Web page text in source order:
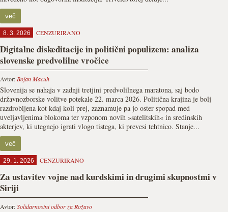
več
8. 3. 2026 CENZURIRANO
Digitalne diskeditacije in politični populizem: analiza
slovenske predvolilne vročice
Avtor: Bojan Macuh
Slovenija se nahaja v zadnji tretjini predvolilnega maratona, saj bodo
državnozborske volitve potekale 22. marca 2026. Politična krajina je bolj
razdrobljena kot kdaj koli prej, zaznamuje pa jo oster spopad med
uveljavljenima blokoma ter vzponom novih »satelitskih« in sredinskih
akterjev, ki utegnejo igrati vlogo tistega, ki prevesi tehtnico. Stanje...
več
29. 1. 2026 CENZURIRANO
Za ustavitev vojne nad kurdskimi in drugimi skupnostmi v
Siriji
Avtor:Solidarnostni odbor za Rožavo